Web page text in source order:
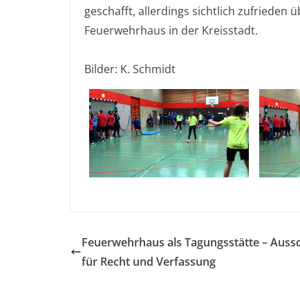
geschafft, allerdings sichtlich zufrieden
Feuerwehrhaus in der Kreisstadt.
Bilder: K. Schmidt
Feuerwehrhaus als Tagungsstätte –
für Recht und Verfassung